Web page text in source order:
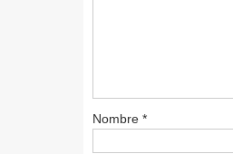
Nombre *